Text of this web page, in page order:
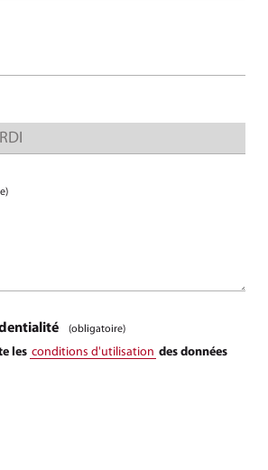
(obligatoire)
les conditions d'utilisation des données